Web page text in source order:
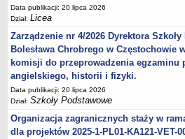
Data publikacji: 20 lipca 2026
Dział:Licea
Zarządzenie nr 4/2026 Dyrektora
Bolesława Chrobrego w Częstochowie
komisji do przeprowadzenia egzaminu
angielskiego, historii i fizyki.
Data publikacji: 20 lipca 2026
Dział:Szkoły Podstawowe
Organizacja zagranicznych staży w
dla projektów 2025-1-PL01-KA121-VET-